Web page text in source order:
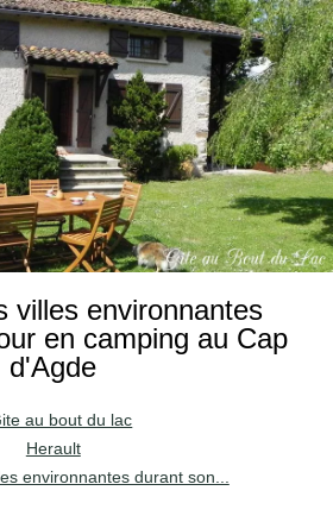
villes environnantes
en camping au Cap
d'Agde
au bout du lac
Herault
environnantes durant son...